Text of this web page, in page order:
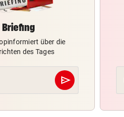
Briefing
über die
des Tages
send
Abschicken